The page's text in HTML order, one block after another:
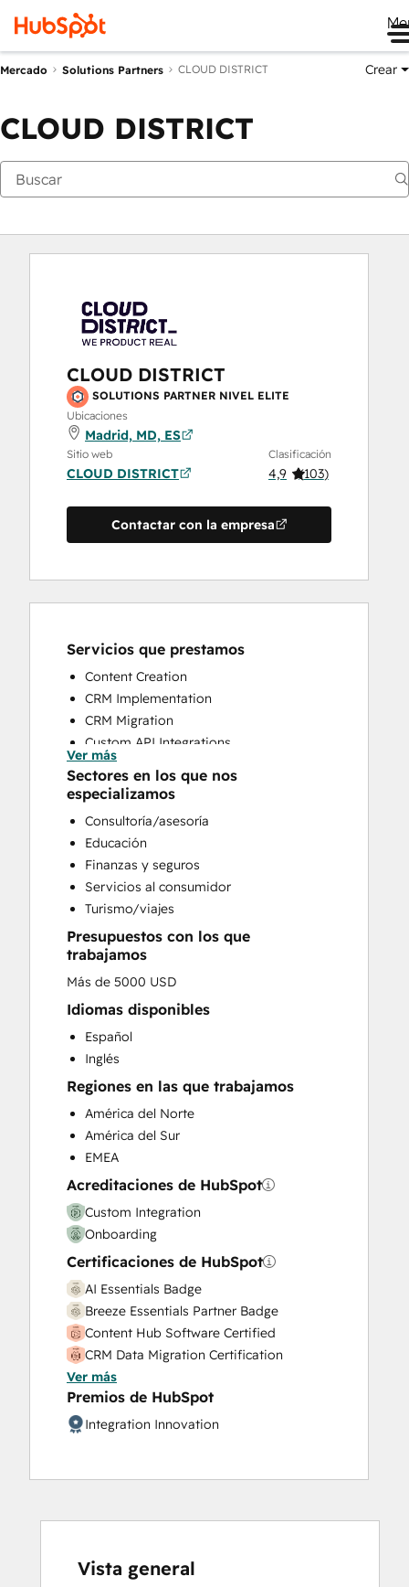
Mercado Solutions Partners CLOUD DISTRICT Crear
CLOUD DISTRICT
CLOUD DISTRICT
SOLUTIONS PARTNER NIVEL ELITE
Ubicaciones
Madrid, MD, ES
Sitio web
CLOUD DISTRICT
Clasificación
4,9 (103)
Contactar con la empresa
Servicios que prestamos
Content Creation
CRM Implementation
CRM Migration
Custom API Integrations
Customer Marketing
Customer Success Training
Customer Support Training
Customer Survey and Analysis
Email Marketing
Full Inbound Marketing Services
Help Desk Implementation
Knowledge Base Development
Paid Advertising
Programmable Automation
Sales and Marketing Alignment
Sales Coaching and Training
Sales Enablement
Search Engine Optimization
Website Design
Website Development
Website Migration
Ver más
Sectores en los que nos
especializamos
Consultoría/asesoría
Educación
Finanzas y seguros
Servicios al consumidor
Turismo/viajes
Presupuestos con los que
trabajamos
Más de 5000 USD
Idiomas disponibles
Español
Inglés
Regiones en las que trabajamos
América del Norte
América del Sur
EMEA
Acreditaciones de HubSpot
Custom Integration
Onboarding
Certificaciones de HubSpot
AI Essentials Badge
Breeze Essentials Partner Badge
Content Hub Software Certified
CRM Data Migration Certification
Data Integrations Certification
Email Marketing Certification
Guided Client Onboarding
HubSpot Reporting
Ver más
Premios de HubSpot
Integration Innovation
Vista general